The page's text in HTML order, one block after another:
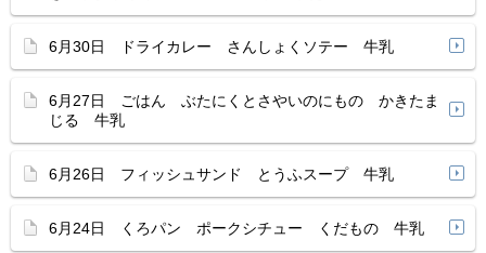
6月30日 ドライカレー さんしょくソテー 牛乳
6月27日 ごはん ぶたにくとさやいのにもの かきたま
じる 牛乳
6月26日 フィッシュサンド とうふスープ 牛乳
6月24日 くろパン ポークシチュー くだもの 牛乳